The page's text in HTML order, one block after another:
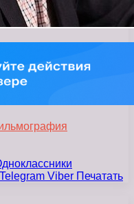
Telegram Viber Печатать